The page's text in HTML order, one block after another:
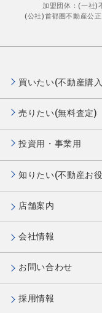
加盟団体：(一社
(公社)首都圏不動産公
買いたい(不動産購
売りたい(無料査定)
投資用・事業用
知りたい(不動産お
店舗案内
会社情報
お問い合わせ
採用情報